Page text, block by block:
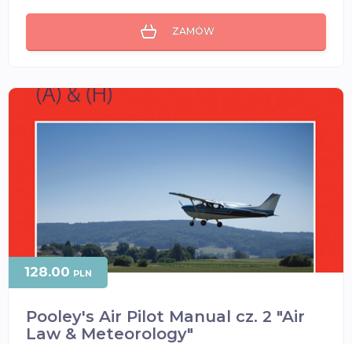
ZAMÓW
Pooley's Air Pilot Manual cz. 2 "Air
Law & Meteorology"
128.00 PLN